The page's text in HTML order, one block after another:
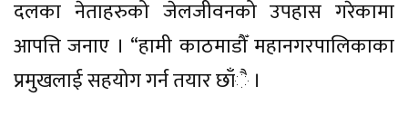
दलका नेताहरुको जेलजीवनको उपहास गरेकामा
आपत्ति जनाए । “हामी काठमाडौँ महानगरपालिकाका
प्रमुखलाई सहयोग गर्न तयार छाँै ।